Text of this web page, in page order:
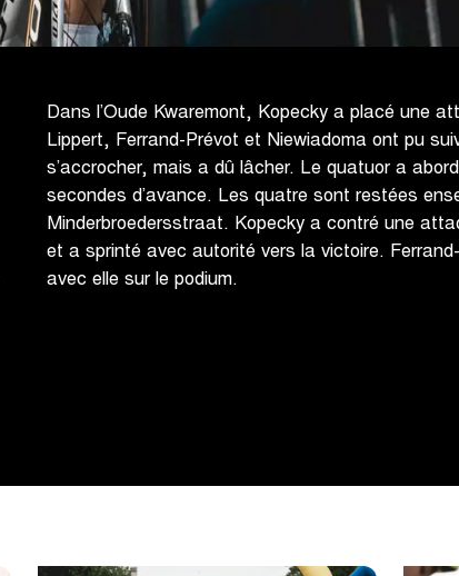
Dans l’Oude Kwaremont, Kopecky a placé une
Lippert, Ferrand-Prévot et Niewiadoma ont pu
s’accrocher, mais a dû lâcher. Le quatuor a
secondes d’avance. Les quatre sont restées
Minderbroedersstraat. Kopecky a contré une
et a sprinté avec autorité vers la victoire.
avec elle sur le podium.